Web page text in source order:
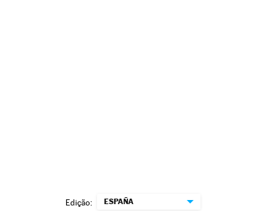
Edição: ESPAÑA